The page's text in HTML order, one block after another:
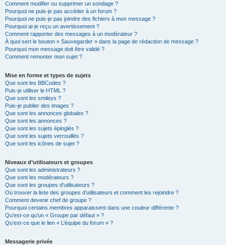
Comment modifier ou supprimer un sondage ?
Pourquoi ne puis-je pas accéder à un forum ?
Pourquoi ne puis-je pas joindre des fichiers à mon message ?
Pourquoi ai-je reçu un avertissement ?
Comment rapporter des messages à un modérateur ?
À quoi sert le bouton « Sauvegarder » dans la page de rédaction de message ?
Pourquoi mon message doit être validé ?
Comment remonter mon sujet ?
Mise en forme et types de sujets
Que sont les BBCodes ?
Puis-je utiliser le HTML ?
Que sont les smileys ?
Puis-je publier des images ?
Que sont les annonces globales ?
Que sont les annonces ?
Que sont les sujets épinglés ?
Que sont les sujets verrouillés ?
Que sont les icônes de sujet ?
Niveaux d’utilisateurs et groupes
Que sont les administrateurs ?
Que sont les modérateurs ?
Que sont les groupes d’utilisateurs ?
Où trouver la liste des groupes d’utilisateurs et comment les rejoindre ?
Comment devenir chef de groupe ?
Pourquoi certains membres apparaissent dans une couleur différente ?
Qu’est-ce qu’un « Groupe par défaut » ?
Qu’est-ce que le lien « L’équipe du forum » ?
Messagerie privée